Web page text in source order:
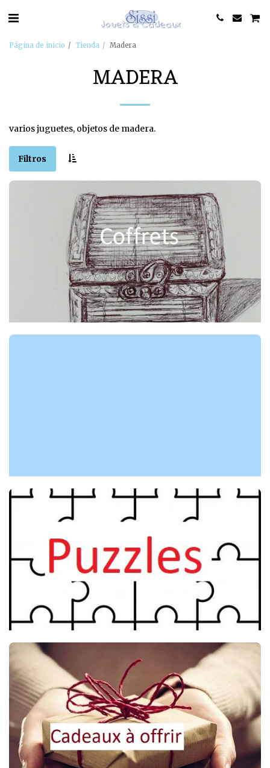
Página de inicio Tienda Madera
MADERA
varios juguetes, objetos de madera.
Filtros